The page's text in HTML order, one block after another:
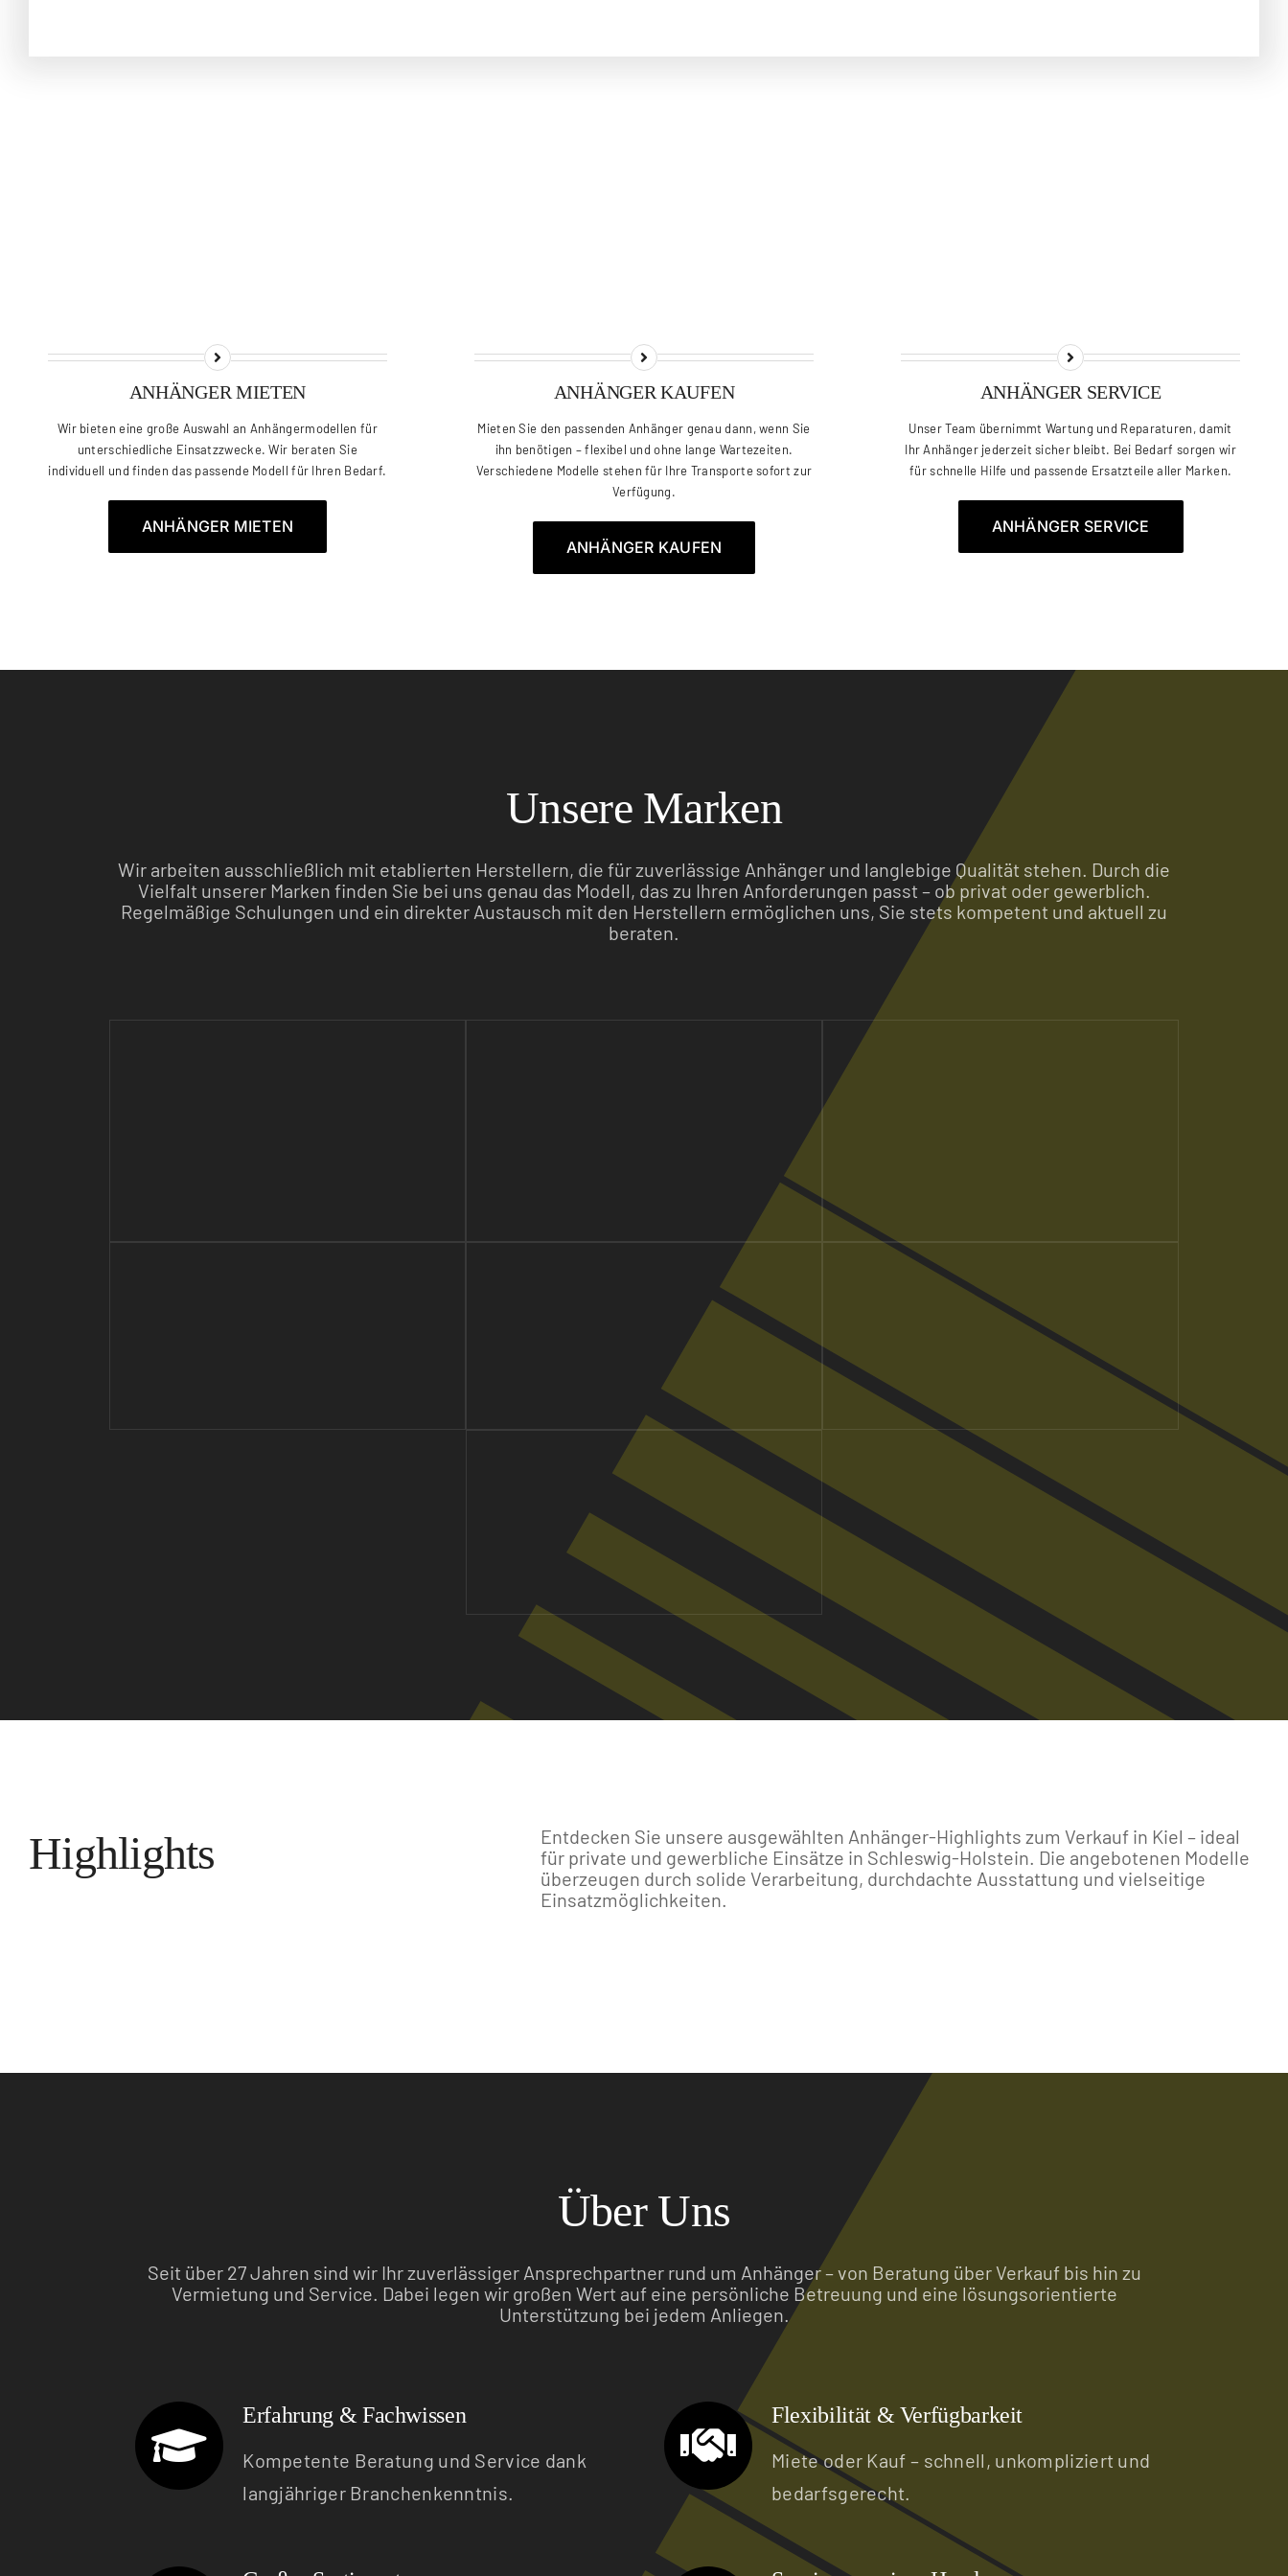
ANHÄNGER MIETEN
Wir bieten eine große Auswahl an Anhängermodellen für
unterschiedliche Einsatzzwecke. Wir beraten Sie
individuell und finden das passende Modell für Ihren Bedarf.
ANHÄNGER MIETEN
ANHÄNGER KAUFEN
Mieten Sie den passenden Anhänger genau dann, wenn Sie
ihn benötigen – flexibel und ohne lange Wartezeiten.
Verschiedene Modelle stehen für Ihre Transporte sofort zur
Verfügung.
ANHÄNGER KAUFEN
ANHÄNGER SERVICE
Unser Team übernimmt Wartung und Reparaturen, damit
Ihr Anhänger jederzeit sicher bleibt. Bei Bedarf sorgen wir
für schnelle Hilfe und passende Ersatzteile aller Marken.
ANHÄNGER SERVICE
Unsere Marken
Wir arbeiten ausschließlich mit etablierten Herstellern, die für zuverlässige Anhänger und langlebige Qualität stehen. Durch die
Vielfalt unserer Marken finden Sie bei uns genau das Modell, das zu Ihren Anforderungen passt – ob privat oder gewerblich.
Regelmäßige Schulungen und ein direkter Austausch mit den Herstellern ermöglichen uns, Sie stets kompetent und aktuell zu
beraten.
Highlights
Entdecken Sie unsere ausgewählten Anhänger-Highlights zum Verkauf in Kiel – ideal
für private und gewerbliche Einsätze in Schleswig-Holstein. Die angebotenen Modelle
überzeugen durch solide Verarbeitung, durchdachte Ausstattung und vielseitige
Einsatzmöglichkeiten.
Über Uns
Seit über 27 Jahren sind wir Ihr zuverlässiger Ansprechpartner rund um Anhänger – von Beratung über Verkauf bis hin zu
Vermietung und Service. Dabei legen wir großen Wert auf eine persönliche Betreuung und eine lösungsorientierte
Unterstützung bei jedem Anliegen.
Erfahrung & Fachwissen
Kompetente Beratung und Service dank
langjähriger Branchenkenntnis.
Flexibilität & Verfügbarkeit
Miete oder Kauf – schnell, unkompliziert und
bedarfsgerecht.